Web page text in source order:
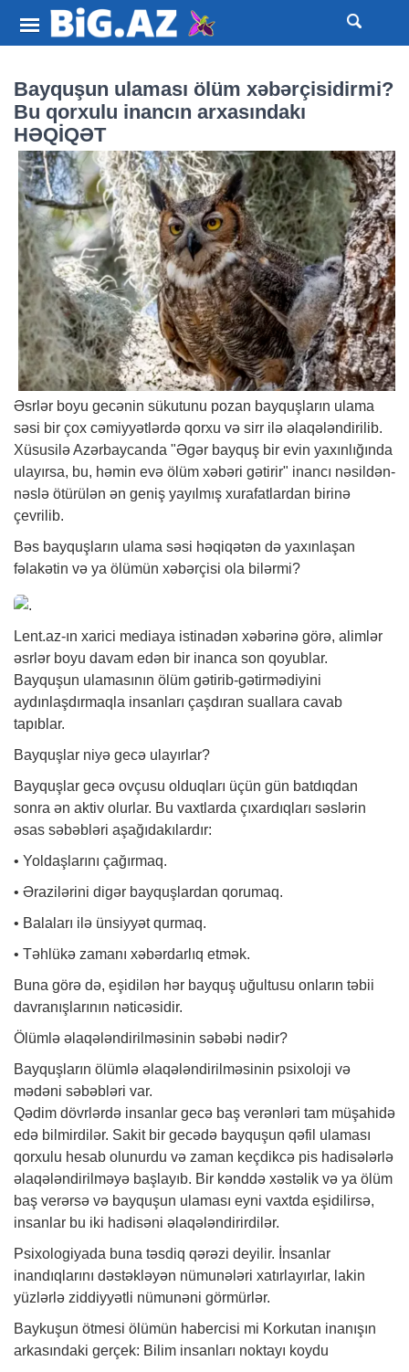
Bayquşun ulaması ölüm xəbərçisidirmi?
Bu qorxulu inancın arxasındakı
HƏQİQƏT
Əsrlər boyu gecənin sükutunu pozan bayquşların ulama
səsi bir çox cəmiyyətlərdə qorxu və sirr ilə əlaqələndirilib.
Xüsusilə Azərbaycanda "Əgər bayquş bir evin yaxınlığında
ulayırsa, bu, həmin evə ölüm xəbəri gətirir" inancı nəsildən-
nəslə ötürülən ən geniş yayılmış xurafatlardan birinə
çevrilib.
Bəs bayquşların ulama səsi həqiqətən də yaxınlaşan
fəlakətin və ya ölümün xəbərçisi ola bilərmi?
Lent.az-ın xarici mediaya istinadən xəbərinə görə, alimlər
əsrlər boyu davam edən bir inanca son qoyublar.
Bayquşun ulamasının ölüm gətirib-gətirmədiyini
aydınlaşdırmaqla insanları çaşdıran suallara cavab
tapıblar.
Bayquşlar niyə gecə ulayırlar?
Bayquşlar gecə ovçusu olduqları üçün gün batdıqdan
sonra ən aktiv olurlar. Bu vaxtlarda çıxardıqları səslərin
əsas səbəbləri aşağıdakılardır:
• Yoldaşlarını çağırmaq.
• Ərazilərini digər bayquşlardan qorumaq.
• Balaları ilə ünsiyyət qurmaq.
• Təhlükə zamanı xəbərdarlıq etmək.
Buna görə də, eşidilən hər bayquş uğultusu onların təbii
davranışlarının nəticəsidir.
Ölümlə əlaqələndirilməsinin səbəbi nədir?
Bayquşların ölümlə əlaqələndirilməsinin psixoloji və
mədəni səbəbləri var.
Qədim dövrlərdə insanlar gecə baş verənləri tam müşahidə
edə bilmirdilər. Sakit bir gecədə bayquşun qəfil ulaması
qorxulu hesab olunurdu və zaman keçdikcə pis hadisələrlə
əlaqələndirilməyə başlayıb. Bir kənddə xəstəlik və ya ölüm
baş verərsə və bayquşun ulaması eyni vaxtda eşidilirsə,
insanlar bu iki hadisəni əlaqələndirirdilər.
Psixologiyada buna təsdiq qərəzi deyilir. İnsanlar
inandıqlarını dəstəkləyən nümunələri xatırlayırlar, lakin
yüzlərlə ziddiyyətli nümunəni görmürlər.
Baykuşun ötmesi ölümün habercisi mi Korkutan inanışın
arkasındaki gerçek: Bilim insanları noktayı koydu